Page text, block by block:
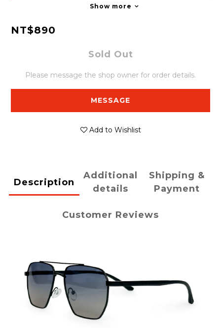
Show more
NT$890
Sold Out
Please message the shop owner for order details.
MESSAGE
Add to Wishlist
Description
Additional
details
Shipping &
Payment
Customer Reviews